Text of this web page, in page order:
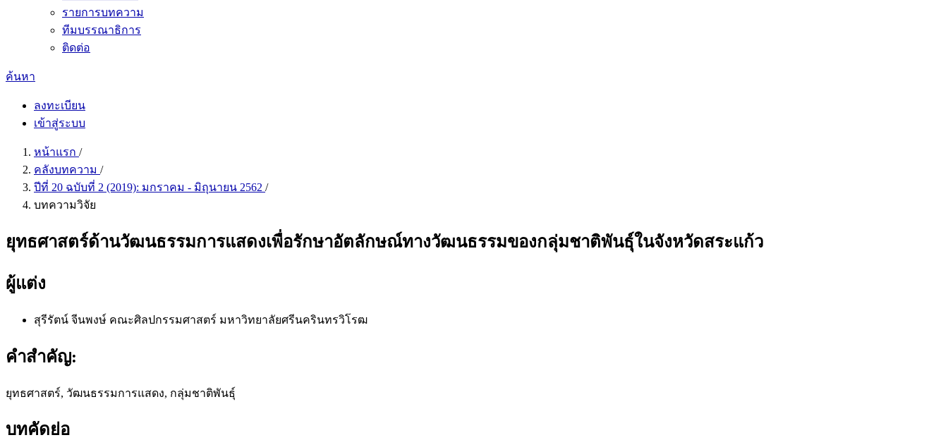
รายการบทความ
ทีมบรรณาธิการ
ติดต่อ
ค้นหา
ลงทะเบียน
เข้าสู่ระบบ
หน้าแรก /
คลังบทความ /
ปีที่ 20 ฉบับที่ 2 (2019): มกราคม - มิถุนายน 2562 /
บทความวิจัย
ยุทธศาสตร์ด้านวัฒนธรรมการแสดงเพื่อรักษาอัตลักษณ์ทางวัฒนธรรมของกลุ่มชาติพันธุ์ในจังหวัดสระแก้ว
ผู้แต่ง
สุรีรัตน์ จีนพงษ์ คณะศิลปกรรมศาสตร์ มหาวิทยาลัยศรีนครินทรวิโรฒ
คำสำคัญ:
ยุทธศาสตร์, วัฒนธรรมการแสดง, กลุ่มชาติพันธุ์
บทคัดย่อ